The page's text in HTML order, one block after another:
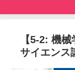
【5-2: 機
サイエンス